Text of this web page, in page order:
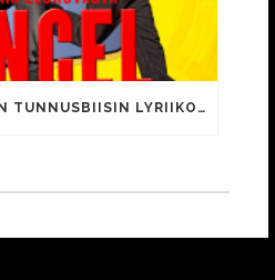
CANCEL-ELOKUVAN TUNNUSBIISIN LYRIIKOISSA TUTTUJA MEEMIHOKEMIA YOUTUBE-VIDEOILTA!